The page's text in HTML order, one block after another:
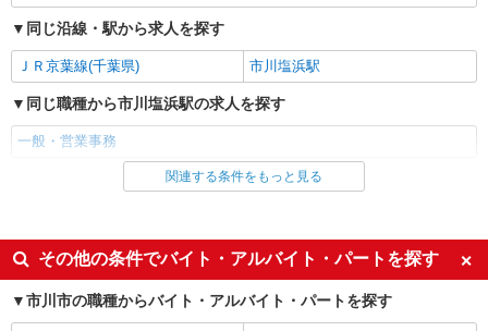
時給1500円〜1700円 （交通費規定に基づき交
通費支給）
キープ
株式会社グランド
<時給>1,250円 月収例：207,813円 （実働
8H×20日+残業5H）
変動なし
同じ沿線・駅から求人を探す
ＪＲ京葉線(千葉県) 市川塩浜駅
同じ職種から市川塩浜駅の求人を探す
一般・営業事務
同じ雇用形態から市川塩浜駅の求人を探す
同じ特徴から市川塩浜駅の求人を探す
即日勤務OK
履歴書不要
Web面接OK
学歴不問
関連する条件をもっと見る
その他の条件でバイト・アルバイト・パートを探す
市川市の職種からバイト・アルバイト・パートを探す